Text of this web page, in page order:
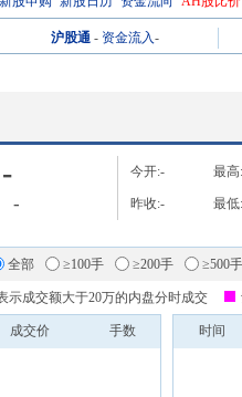
沪股通 - 资金流入-
-
-
今开:- 最高:
昨收:- 最低:
全部 ≥100手 ≥200手 ≥500手
示成交额大于20万的内盘分时成交
成交价 手数 时间